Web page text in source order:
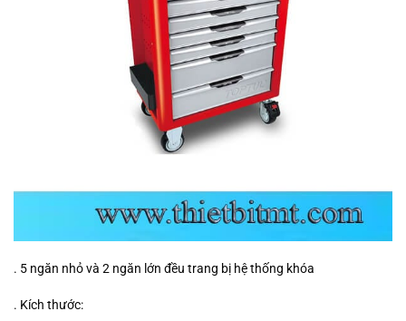
. 5 ngăn nhỏ và 2 ngăn lớn đều trang bị hệ thống khóa
. Kích thước: